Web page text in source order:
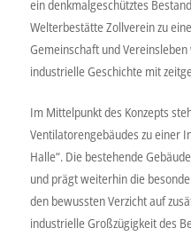
ein denkmalgeschütztes
Welterbestätte Zollverein zu
Gemeinschaft und
industrielle Geschichte mit
Im Mittelpunkt des Konzepts
Ventilatorengebäudes zu einer
Halle“. Die bestehende
und prägt weiterhin die
den bewussten Verzicht auf
industrielle Großzügigkeit des